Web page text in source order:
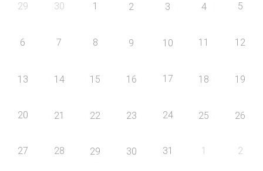
29 30 1 2 3 4 5
6 7 8 9 10 11 12
13 14 15 16 17 18 19
20 21 22 23 24 25 26
27 28 29 30 31 1 2